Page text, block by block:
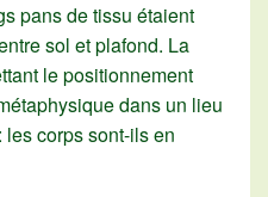
pans de tissu étaient
sol et plafond. La
le positionnement
dans un lieu
corps sont-ils en